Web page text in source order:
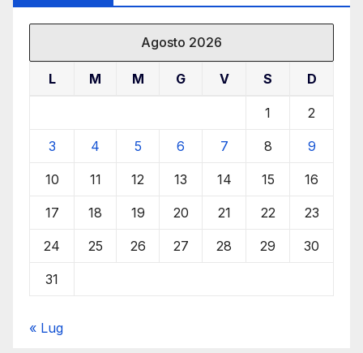
Agosto 2026
L M M G V S D
1 2
3 4 5 6 7 8 9
10 11 12 13 14 15 16
17 18 19 20 21 22 23
24 25 26 27 28 29 30
31
« Lug